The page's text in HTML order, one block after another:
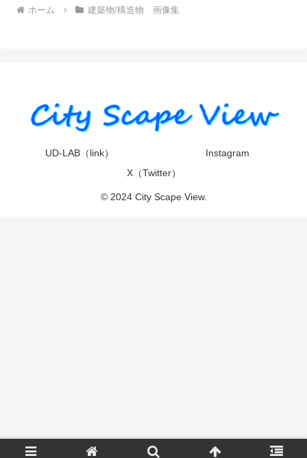
ホーム 建築物/構造物 画像集
UD-LAB（link）
Instagram
X（Twitter）
© 2024 City Scape View.